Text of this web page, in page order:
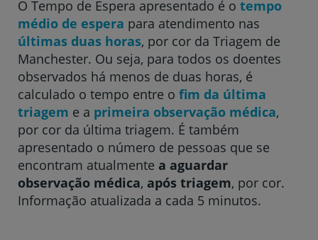
Hospital CUF Descobertas - Lisboa
Hospital CUF Faro
Clínica CUF Funchal
Clínica CUF Guia - AlgarveShopping
O Tempo de Espera apresentado é o tempo
médio de espera para atendimento nas
últimas duas horas, por cor da Triagem de
Manchester. Ou seja, para todos os doentes
observados há menos de duas horas, é
calculado o tempo entre o fim da última
triagem e a primeira observação médica,
por cor da última triagem. É também
apresentado o número de pessoas que se
encontram atualmente a aguardar
observação médica, após triagem, por cor.
Informação atualizada a cada 5 minutos.